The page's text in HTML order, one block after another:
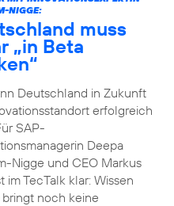
NIGGE:
muss
„in Beta
Deutschland in Zukunft
erfolgreich
SAP-
Deepa
Nigge und CEO Markus
im TecTalk klar: Wissen
noch keine